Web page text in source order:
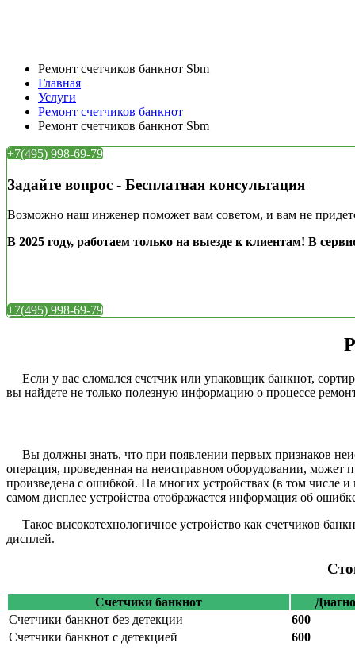
Ремонт счетчиков банкнот Sbm
Главная
Услуги
Ремонт счетчиков банкнот
Ремонт счетчиков банкнот Sbm
+7(495) 998-69-79
Задайте вопрос - Бесплатная консультация
Возможно наш инженер поможет вам советом, и вам не
В 2025 году, работаем только на выезде к клиентам! В
+7(495) 998-69-79
Если у вас сломался счетчик или упаковщик банкнот,
вы найдете не только полезную информацию о процессе
Вы должны знать, что при появлении первых признаков
операция, проведенная на неисправном оборудовании, может
произведена с ошибкой. На многих устройствах (в том числе
самом дисплее устройства отображается информация об
Такое высокотехнологичное устройство как счетчиков
дисплей.
Счетчики банкнот
Счетчики банкнот без детекции
600
Счетчики банкнот с детекцией
600